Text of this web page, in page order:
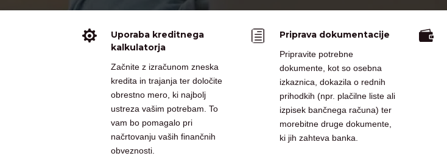

Uporaba kreditnega
kalkulatorja
Začnite z izračunom zneska
kredita in trajanja ter določite
obrestno mero, ki najbolj
ustreza vašim potrebam. To
vam bo pomagalo pri
načrtovanju vaših finančnih
obveznosti.
h Priprava dokumentacije
Pripravite potrebne
dokumente, kot so osebna
izkaznica, dokazila o rednih
prihodkih (npr. plačilne liste ali
izpisek bančnega računa) ter
morebitne druge dokumente,
ki jih zahteva banka.
